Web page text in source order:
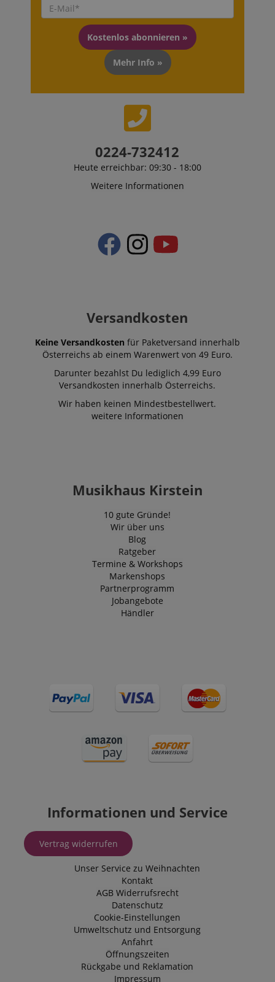
Kostenlos abonnieren »
Mehr Info »
0224-732412
Heute erreichbar: 09:30 - 18:00
Weitere Informationen
Versandkosten
Keine Versandkosten für Paketversand innerhalb
Österreichs ab einem Warenwert von 49 Euro.
Darunter bezahlst Du lediglich 4,99 Euro
Versandkosten innerhalb Österreichs.
Wir haben keinen Mindestbestellwert.
weitere Informationen
Musikhaus Kirstein
10 gute Gründe!
Wir über uns
Blog
Ratgeber
Termine & Workshops
Markenshops
Partnerprogramm
Jobangebote
Händler
Informationen und Service
Vertrag widerrufen
Unser Service zu Weihnachten
Kontakt
AGB Widerrufsrecht
Datenschutz
Cookie-Einstellungen
Umweltschutz und Entsorgung
Anfahrt
Öffnungszeiten
Rückgabe und Reklamation
Impressum